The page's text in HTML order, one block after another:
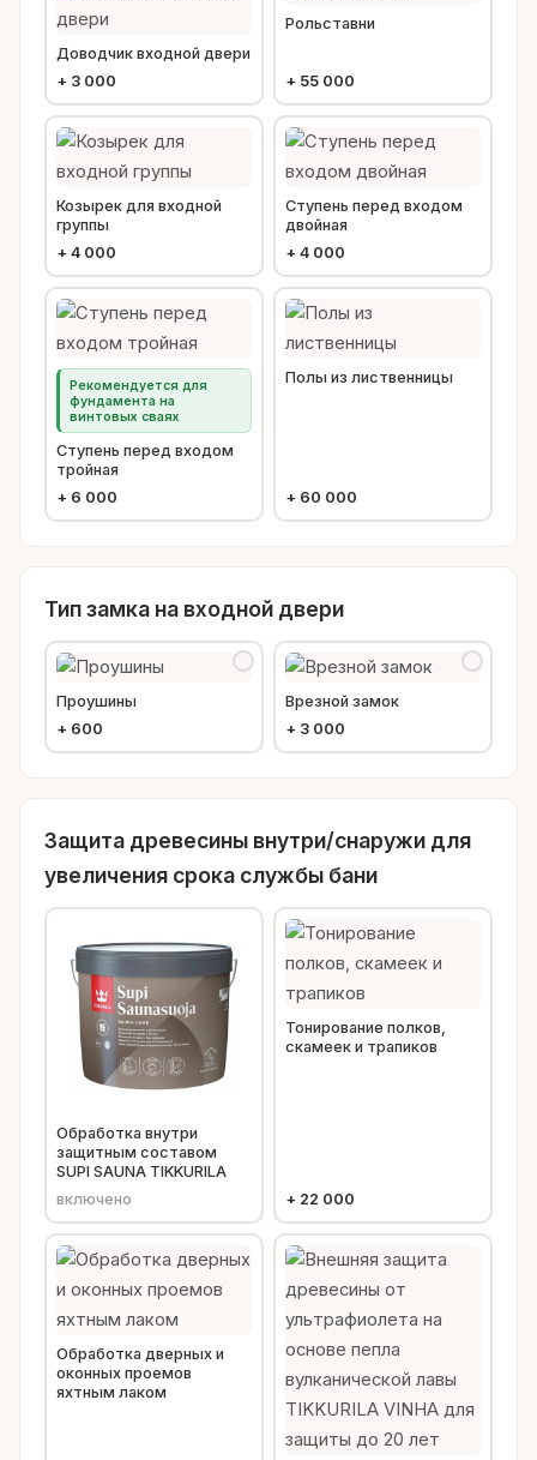
Доводчик входной двери
+ 3 000
Рольставни
+ 55 000
Козырек для входной
группы
+ 4 000
Ступень перед входом
двойная
+ 4 000
Рекомендуется для
фундамента на
винтовых сваях
Ступень перед входом
тройная
+ 6 000
Полы из лиственницы
+ 60 000
Тип замка на входной двери
Проушины
+ 600
Врезной замок
+ 3 000
Защита древесины внутри/снаружи для
увеличения срока службы бани
Обработка внутри
защитным составом
SUPI SAUNA TIKKURILA
включено
Тонирование полков,
скамеек и трапиков
+ 22 000
Обработка дверных и
оконных проемов
яхтным лаком